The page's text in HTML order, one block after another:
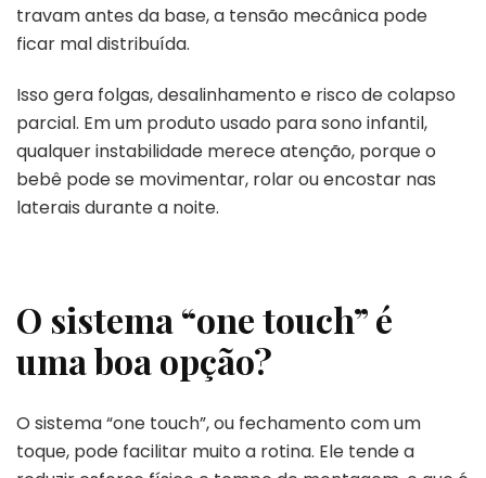
travam antes da base, a tensão mecânica pode
ficar mal distribuída.
Isso gera folgas, desalinhamento e risco de colapso
parcial. Em um produto usado para sono infantil,
qualquer instabilidade merece atenção, porque o
bebê pode se movimentar, rolar ou encostar nas
laterais durante a noite.
O sistema “one touch” é
uma boa opção?
O sistema “one touch”, ou fechamento com um
toque, pode facilitar muito a rotina. Ele tende a